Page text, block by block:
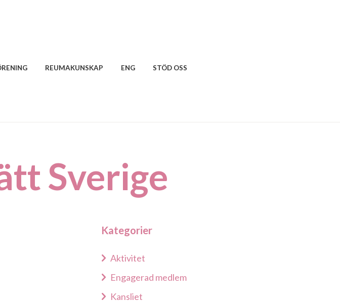
REUMAKUNSKAP ENG STÖD OSS
Sverige
Kategorier
Aktivitet
Engagerad medlem
Kansliet